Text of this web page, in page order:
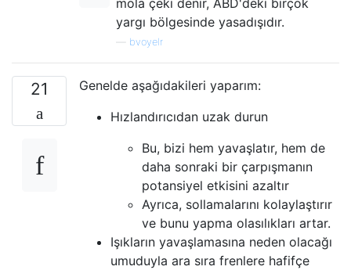
yargı bölgesinde yasadışıdır.
bvoyelr
21
Genelde aşağıdakileri yaparım:
Hızlandırıcıdan uzak durun
Bu, bizi hem yavaşlatır, hem de
daha sonraki bir çarpışmanın
potansiyel etkisini azaltır
Ayrıca, sollamalarını kolaylaştırır
ve bunu yapma olasılıkları artar.
Işıkların yavaşlamasına neden olacağı
umuduyla ara sıra frenlere hafifçe